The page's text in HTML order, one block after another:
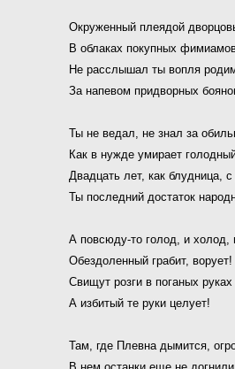
Окруженный плеядой
В облаках покупных
Не расслышал ты вопля
За напевом придворных
Ты не ведал, не знал за
Как в нужде умирает
Двадцать лет, как блудница,
Ты последний достаток
А повсюду-то голод, и холод,
Обездоленный грабит, ворует!
Свищут розги в поганых
А избитый те руки целует!
Там, где Плевна дымится,